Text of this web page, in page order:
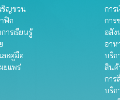
ชิญชวน
ฟิก
ารเรียนรู้
ะคู่มือ
ยแพร่
การ
การ
อสัง
อา
บริก
สินค้
การ
บริก